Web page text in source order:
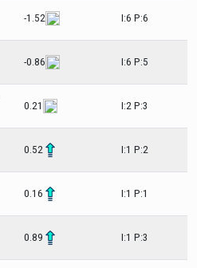
-1.52 I:6 P:6
-0.86 I:6 P:5
0.21 I:2 P:3
0.52 I:1 P:2
0.16 I:1 P:1
0.89 I:1 P:3